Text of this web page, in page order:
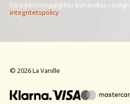
Dina personuppgifter behandlas i
integritetspolicy.
© 2026 La Vanille